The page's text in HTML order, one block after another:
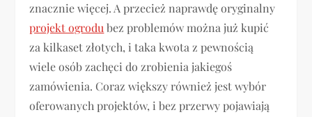
znacznie więcej. A przecież naprawdę oryginalny
projekt ogrodu bez problemów można już kupić
za kilkaset złotych, i taka kwota z pewnością
wiele osób zachęci do zrobienia jakiegoś
zamówienia. Coraz większy również jest wybór
oferowanych projektów, i bez przerwy pojawiają